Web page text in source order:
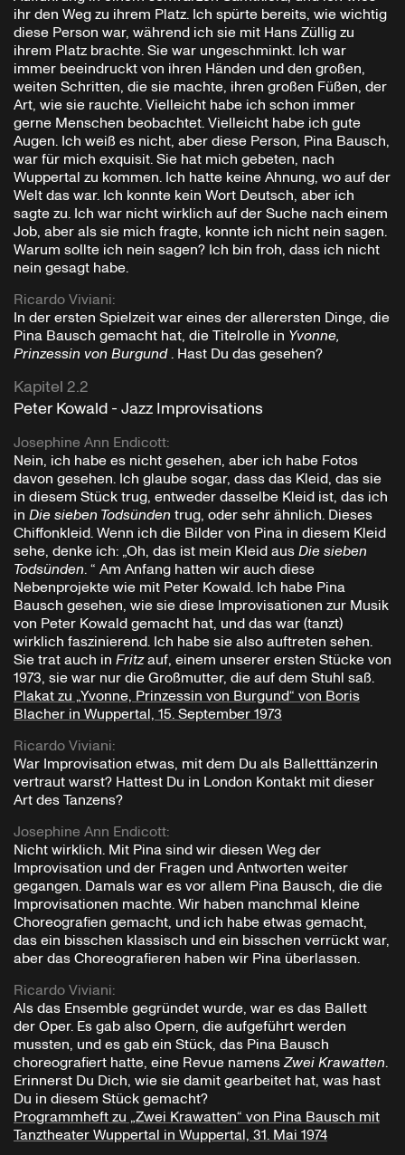
ihr den Weg zu ihrem Platz. Ich spürte bereits, wie wichtig
diese Person war, während ich sie mit Hans Züllig zu
ihrem Platz brachte. Sie war ungeschminkt. Ich war
immer beeindruckt von ihren Händen und den großen,
weiten Schritten, die sie machte, ihren großen Füßen, der
Art, wie sie rauchte. Vielleicht habe ich schon immer
gerne Menschen beobachtet. Vielleicht habe ich gute
Augen. Ich weiß es nicht, aber diese Person, Pina Bausch,
war für mich exquisit. Sie hat mich gebeten, nach
Wuppertal zu kommen. Ich hatte keine Ahnung, wo auf der
Welt das war. Ich konnte kein Wort Deutsch, aber ich
sagte zu. Ich war nicht wirklich auf der Suche nach einem
Job, aber als sie mich fragte, konnte ich nicht nein sagen.
Warum sollte ich nein sagen? Ich bin froh, dass ich nicht
nein gesagt habe.
Ricardo Viviani:
In der ersten Spielzeit war eines der allerersten Dinge, die
Pina Bausch gemacht hat, die Titelrolle in Yvonne,
Prinzessin von Burgund. Hast Du das gesehen?
Kapitel 2.2
Peter Kowald - Jazz Improvisations
Josephine Ann Endicott:
Nein, ich habe es nicht gesehen, aber ich habe Fotos
davon gesehen. Ich glaube sogar, dass das Kleid, das sie
in diesem Stück trug, entweder dasselbe Kleid ist, das ich
in Die sieben Todsünden trug, oder sehr ähnlich. Dieses
Chiffonkleid. Wenn ich die Bilder von Pina in diesem Kleid
sehe, denke ich: „Oh, das ist mein Kleid ausDie sieben
Todsünden. “ Am Anfang hatten wir auch diese
Nebenprojekte wie mit Peter Kowald. Ich habe Pina
Bausch gesehen, wie sie diese Improvisationen zur Musik
von Peter Kowald gemacht hat, und das war (tanzt)
wirklich faszinierend. Ich habe sie also auftreten sehen.
Sie trat auch in Fritzauf, einem unserer ersten Stücke von
1973, sie war nur die Großmutter, die auf dem Stuhl saß.
Plakat zu „Yvonne, Prinzessin von Burgund“ von Boris
Blacher in Wuppertal, 15. September 1973
Ricardo Viviani:
War Improvisation etwas, mit dem Du als Balletttänzerin
vertraut warst? Hattest Du in London Kontakt mit dieser
Art des Tanzens?
Josephine Ann Endicott:
Nicht wirklich. Mit Pina sind wir diesen Weg der
Improvisation und der Fragen und Antworten weiter
gegangen. Damals war es vor allem Pina Bausch, die die
Improvisationen machte. Wir haben manchmal kleine
Choreografien gemacht, und ich habe etwas gemacht,
das ein bisschen klassisch und ein bisschen verrückt war,
aber das Choreografieren haben wir Pina überlassen.
Ricardo Viviani:
Als das Ensemble gegründet wurde, war es das Ballett
der Oper. Es gab also Opern, die aufgeführt werden
mussten, und es gab ein Stück, das Pina Bausch
choreografiert hatte, eine Revue namensZwei Krawatten.
Erinnerst Du Dich, wie sie damit gearbeitet hat, was hast
Du in diesem Stück gemacht?
Programmheft zu „Zwei Krawatten“ von Pina Bausch mit
Tanztheater Wuppertal in Wuppertal, 31. Mai 1974